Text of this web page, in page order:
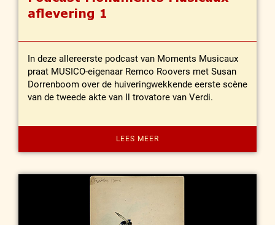
aflevering 1
In deze allereerste podcast van Moments Musicaux
praat MUSICO-eigenaar Remco Roovers met Susan
Dorrenboom over de huiveringwekkende eerste scène
van de tweede akte van Il trovatore van Verdi.
LEES MEER